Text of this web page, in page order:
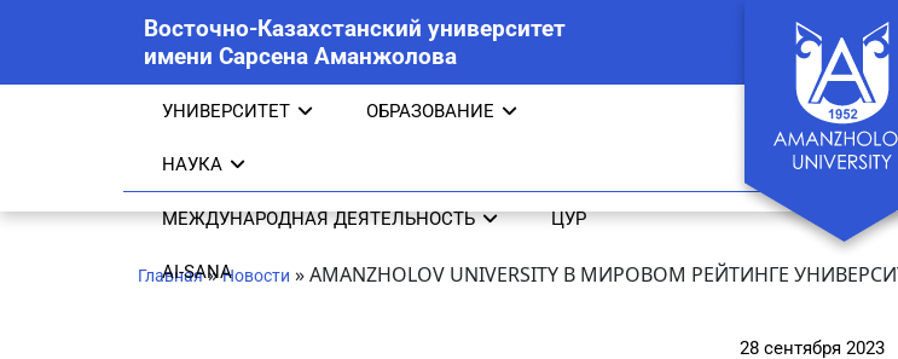
Восточно-Казахстанский университет
имени Сарсена Аманжолова
УНИВЕРСИТЕТ ОБРАЗОВАНИЕ
НАУКА
МЕЖДУНАРОДНАЯ ДЕЯТЕЛЬНОСТЬ ЦУР
AI-SANA
Главная»Новости »AMANZHOLOV UNIVERSITY В МИРОВОМ РЕЙТИНГЕ
28 сентября 2023